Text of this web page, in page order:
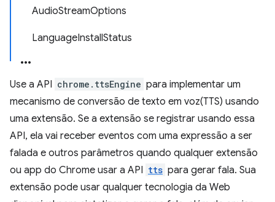
AudioStreamOptions
LanguageInstallStatus
Use a API chrome.ttsEngine para implementar um
mecanismo de conversão de texto em voz(TTS) usando
uma extensão. Se a extensão se registrar usando essa
API, ela vai receber eventos com uma expressão a ser
falada e outros parâmetros quando qualquer extensão
ou app do Chrome usar a API tts para gerar fala. Sua
extensão pode usar qualquer tecnologia da Web